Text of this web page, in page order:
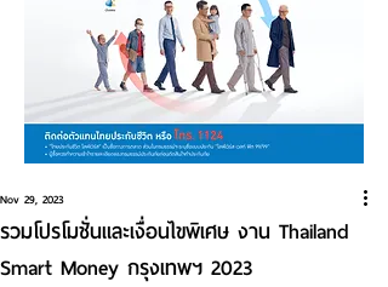
รวมโปรโมชั่นและเงื่อนไขพิเศษ งาน Thailand
Smart Money กรุงเทพฯ 2023
Nov 29, 2023